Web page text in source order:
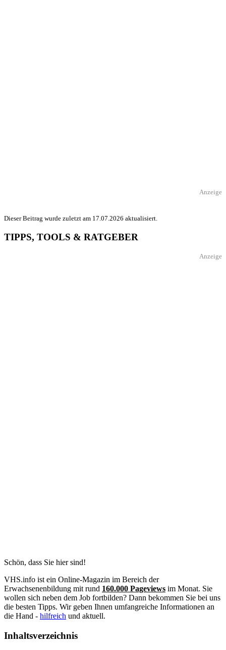
Anzeige
Dieser Beitrag wurde zuletzt am 17.07.2026 aktualisiert.
TIPPS, TOOLS & RATGEBER
Anzeige
Schön, dass Sie hier sind!
VHS.info ist ein Online-Magazin im Bereich der
Erwachsenenbildung mit rund 160.000 Pageviews im Monat. Sie
wollen sich neben dem Job fortbilden? Dann bekommen Sie bei uns
die besten Tipps. Wir geben Ihnen umfangreiche Informationen an
die Hand - hilfreich und aktuell.
Inhaltsverzeichnis